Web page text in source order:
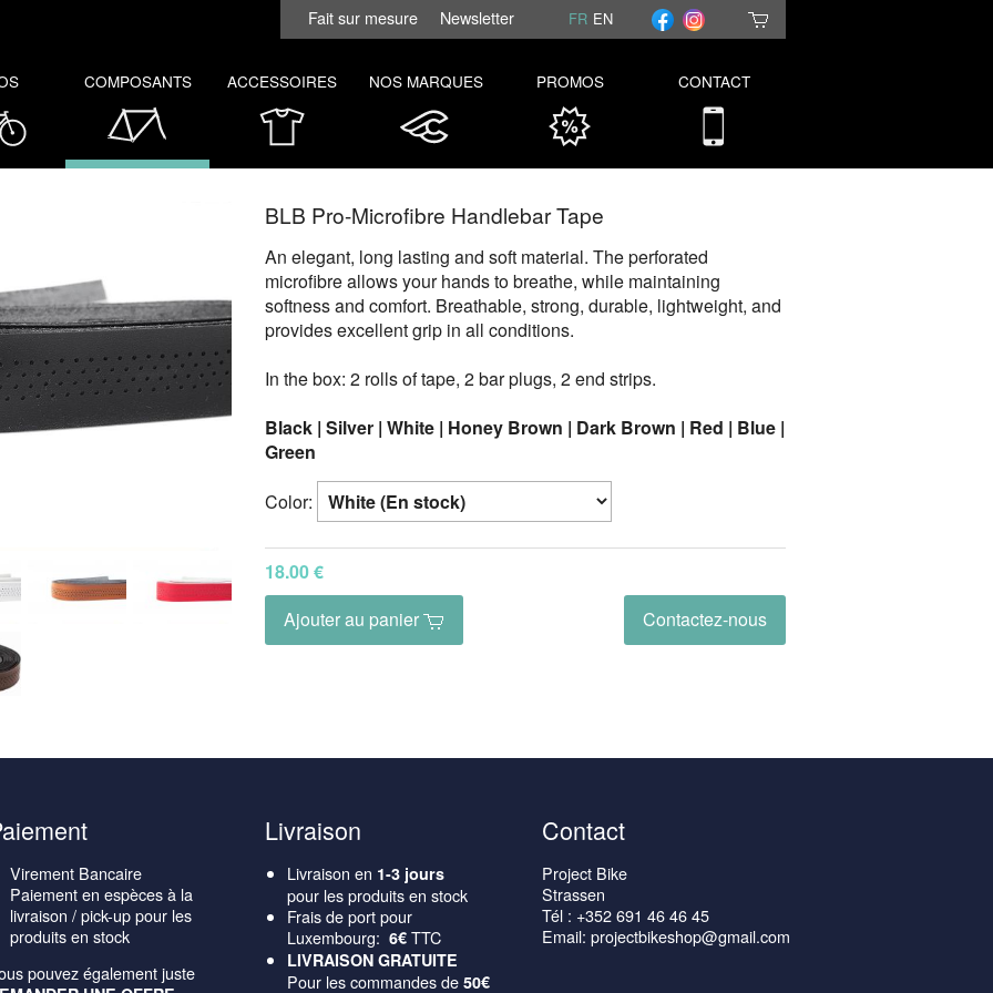
Fait sur mesure Newsletter FR EN
COMPOSANTS ACCESSOIRES NOS MARQUES PROMOS CONTACT
BLB Pro-Microfibre Handlebar Tape
An elegant, long lasting and soft material. The perforated
microfibre allows your hands to breathe, while maintaining
softness and comfort. Breathable, strong, durable, lightweight, and
provides excellent grip in all conditions.
In the box: 2 rolls of tape, 2 bar plugs, 2 end strips.
Black | Silver | White | Honey Brown | Dark Brown | Red | Blue |
Green
Color:
18.00 €
Ajouter au panier
Contactez-nous
Virement Bancaire
Paiement en espèces à la
livraison / pick-up pour les
produits en stock
pouvez également juste
Livraison
Livraison en 1-3 jours
pour les produits en stock
Frais de port pour
Luxembourg: 6€ TTC
LIVRAISON GRATUITE
Pour les commandes de 50€
Contact
Project Bike
Strassen
Tél : +352 691 46 46 45
Email: projectbikeshop@gmail.com